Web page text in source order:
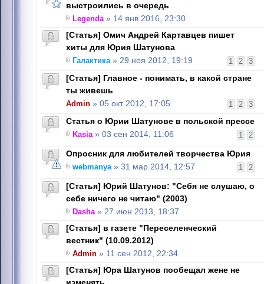
выстроились в очередь
Legenda» 14 янв 2016, 23:30
[Статья] Омич Андрей Картавцев пишет
хиты для Юрия Шатунова
1 2 3
Галактика» 29 ноя 2012, 19:19
[Статья] Главное - понимать, в какой стране
ты живешь
1 2 3
Admin » 05 окт 2012, 17:05
Статья о Юрии Шатунове в польской прессе
1 2
Kasia» 03 сен 2014, 11:06
Опросник для любителей творчества Юрия
1 2
webmanya» 31 мар 2014, 12:57
[Статья] Юрий Шатунов: "Себя не слушаю, о
себе ничего не читаю" (2003)
Dasha» 27 июн 2013, 18:37
[Статья] в газете "Переселенческий
вестник" (10.09.2012)
Admin » 11 сен 2012, 22:34
[Статья] Юра Шатунов пообещал жене не